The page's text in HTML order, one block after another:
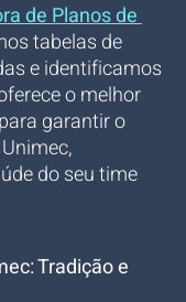
de Planos de
tabelas de
e identificamos
o melhor
garantir o
do seu time
Tradição e